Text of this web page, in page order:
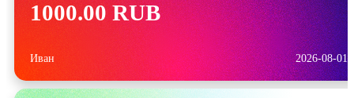
1000.00 RUB
Иван 2026-08-01